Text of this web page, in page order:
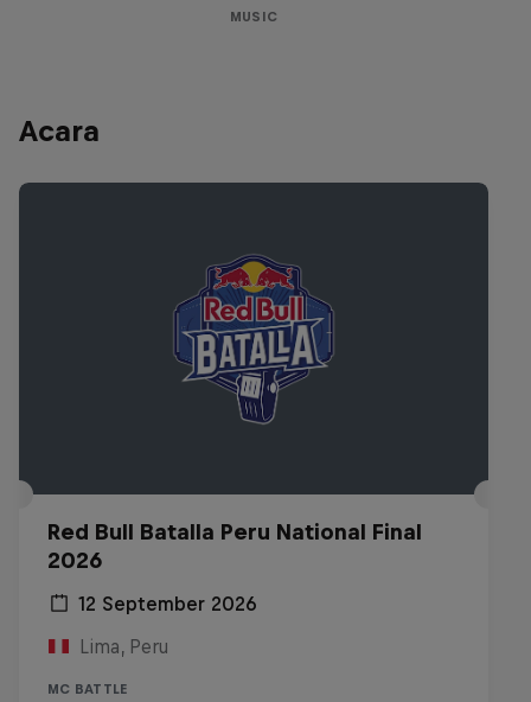
MUSIC
Acara
Red Bull Batalla Peru National Final
2026
12 September 2026
Lima, Peru
MC BATTLE